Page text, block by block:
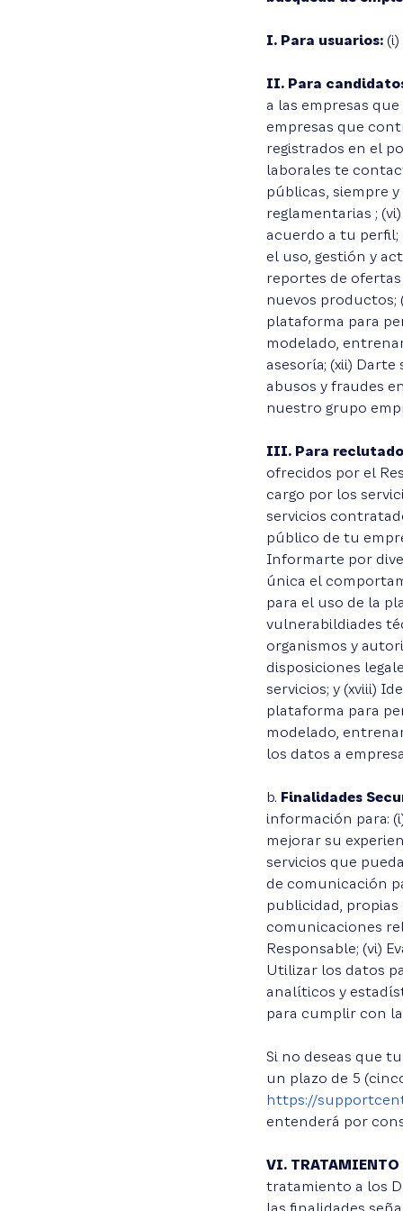
I. Para usuarios:
II. Para
a las empresas
empresas que
registrados en el
laborales te
públicas, siempre
reglamentarias ;
acuerdo a tu
el uso, gestión y
reportes de
nuevos
plataforma para
modelado,
asesoría; (xii)
abusos y fraudes
nuestro grupo
III. Para
ofrecidos por el
cargo por los
servicios
público de tu
Informarte por
única el
para el uso de la
vulnerabildiades
organismos y
disposiciones
servicios; y (xviii)
plataforma para
modelado,
los datos a
b. Finalidades
información para:
mejorar su
servicios que
de comunicación
publicidad, propias
comunicaciones
Responsable; (vi)
Utilizar los datos
analíticos y
para cumplir con
Si no deseas que
un plazo de 5
https://
entenderá por
VI. TRATAMIENTO
tratamiento a los
las finalidades